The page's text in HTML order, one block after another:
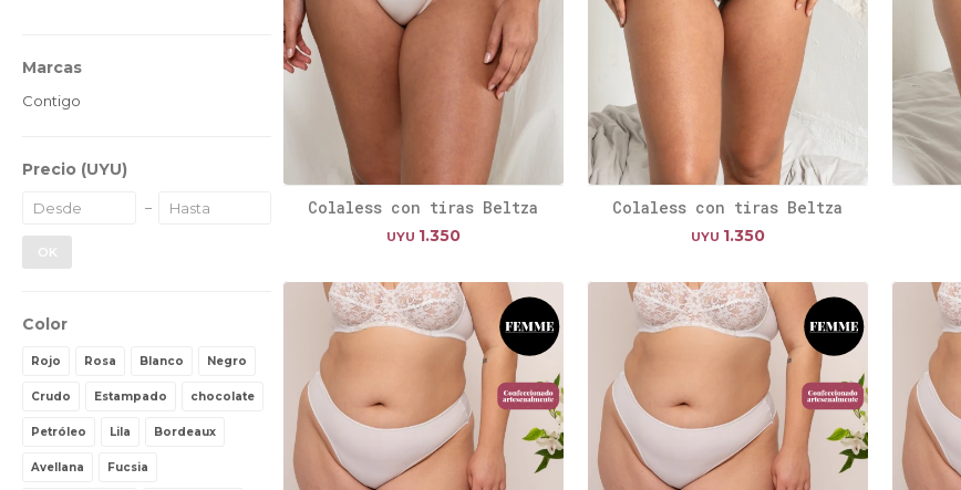
Colaless con tiras Beltza
UYU 1.350
Colaless con tiras Beltza
UYU 1.350
Marcas
Contigo
Precio (UYU)
OK
Color
Rojo Rosa Blanco Negro
Crudo Estampado chocolate
Petróleo Lila Bordeaux
Avellana Fucsia